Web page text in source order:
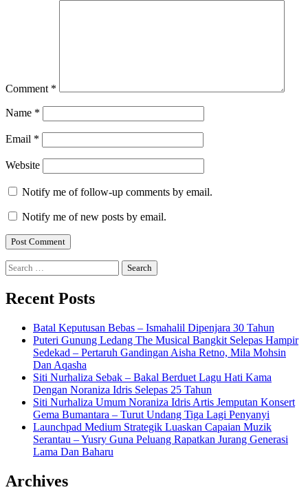
Comment *
Name *
Email *
Website
Notify me of follow-up comments by email.
Notify me of new posts by email.
Search
for:
Recent Posts
Batal Keputusan Bebas – Ismahalil Dipenjara 30 Tahun
Puteri Gunung Ledang The Musical Bangkit Selepas Hampir
Sedekad – Pertaruh Gandingan Aisha Retno, Mila Mohsin
Dan Aqasha
Siti Nurhaliza Sebak – Bakal Berduet Lagu Hati Kama
Dengan Noraniza Idris Selepas 25 Tahun
Siti Nurhaliza Umum Noraniza Idris Artis Jemputan Konsert
Gema Bumantara – Turut Undang Tiga Lagi Penyanyi
Launchpad Medium Strategik Luaskan Capaian Muzik
Serantau – Yusry Guna Peluang Rapatkan Jurang Generasi
Lama Dan Baharu
Archives